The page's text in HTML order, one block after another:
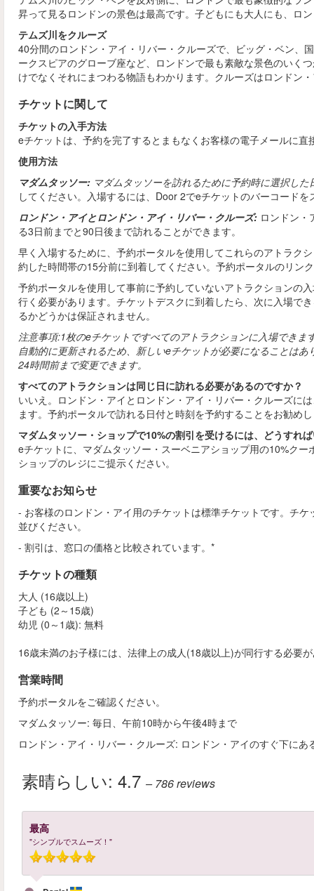
昇って見るロンドンの景色は最高です。子どもにも大人にも、ロ
テムズ川をクルーズ
40分間のロンドン・アイ・リバー・クルーズで、ビッグ・ベン、
ークスピアのグローブ座など、ロンドンで最も素敵な景色のいく
けでなくそれにまつわる物語もわかります。クルーズはロンドン
チケットに関して
チケットの入手方法
eチケットは、予約を完了するとまもなくお客様の電子メールに
使用方法
マダムタッソー: マダムタッソーを訪れるために予約時に選択し
してください。入場するには、Door 2でeチケットのバーコードを
ロンドン・アイとロンドン・アイ・リバー・クルーズ: ロンドン・
る3日前までと90日後まで訪れることができます。
早く入場するために、予約ポータルを使用してこれらのアトラク
約した時間帯の15分前に到着してください。予約ポータルのリン
予約ポータルを使用して事前に予約していないアトラクションの
行く必要があります。チケットデスクに到着したら、次に入場で
るかどうかは保証されません。
注意事項:1枚のeチケットですべてのアトラクションに入場でき
自動的に更新されるため、新しいeチケットが必要になることは
24時間前まで変更できます。
すべてのアトラクションは同じ日に訪れる必要があるのですか？
いいえ。ロンドン・アイとロンドン・アイ・リバー・クルーズに
ます。予約ポータルで訪れる日付と時刻を予約することをお勧め
マダムタッソー・ショップで10%の割引を受けるには、どうすれ
eチケットに、マダムタッソー・スーベニアショップ用の10%ク
ショップのレジにご提示ください。
重要なお知らせ
- お客様のロンドン・アイ用のチケットは標準チケットです。チ
並びください。
- 割引は、窓口の価格と比較されています。*
チケットの種類
大人 (16歳以上)
子ども (2～15歳)
幼児 (0～1歳): 無料
16歳未満のお子様には、法律上の成人(18歳以上)が同行する必要
営業時間
予約ポータルをご確認ください。
マダムタッソー: 毎日、午前10時から午後4時まで
ロンドン・アイ・リバー・クルーズ: ロンドン・アイのすぐ下に
素晴らしい: 4.7 – 786reviews
最高
"シンプルでスムーズ！"